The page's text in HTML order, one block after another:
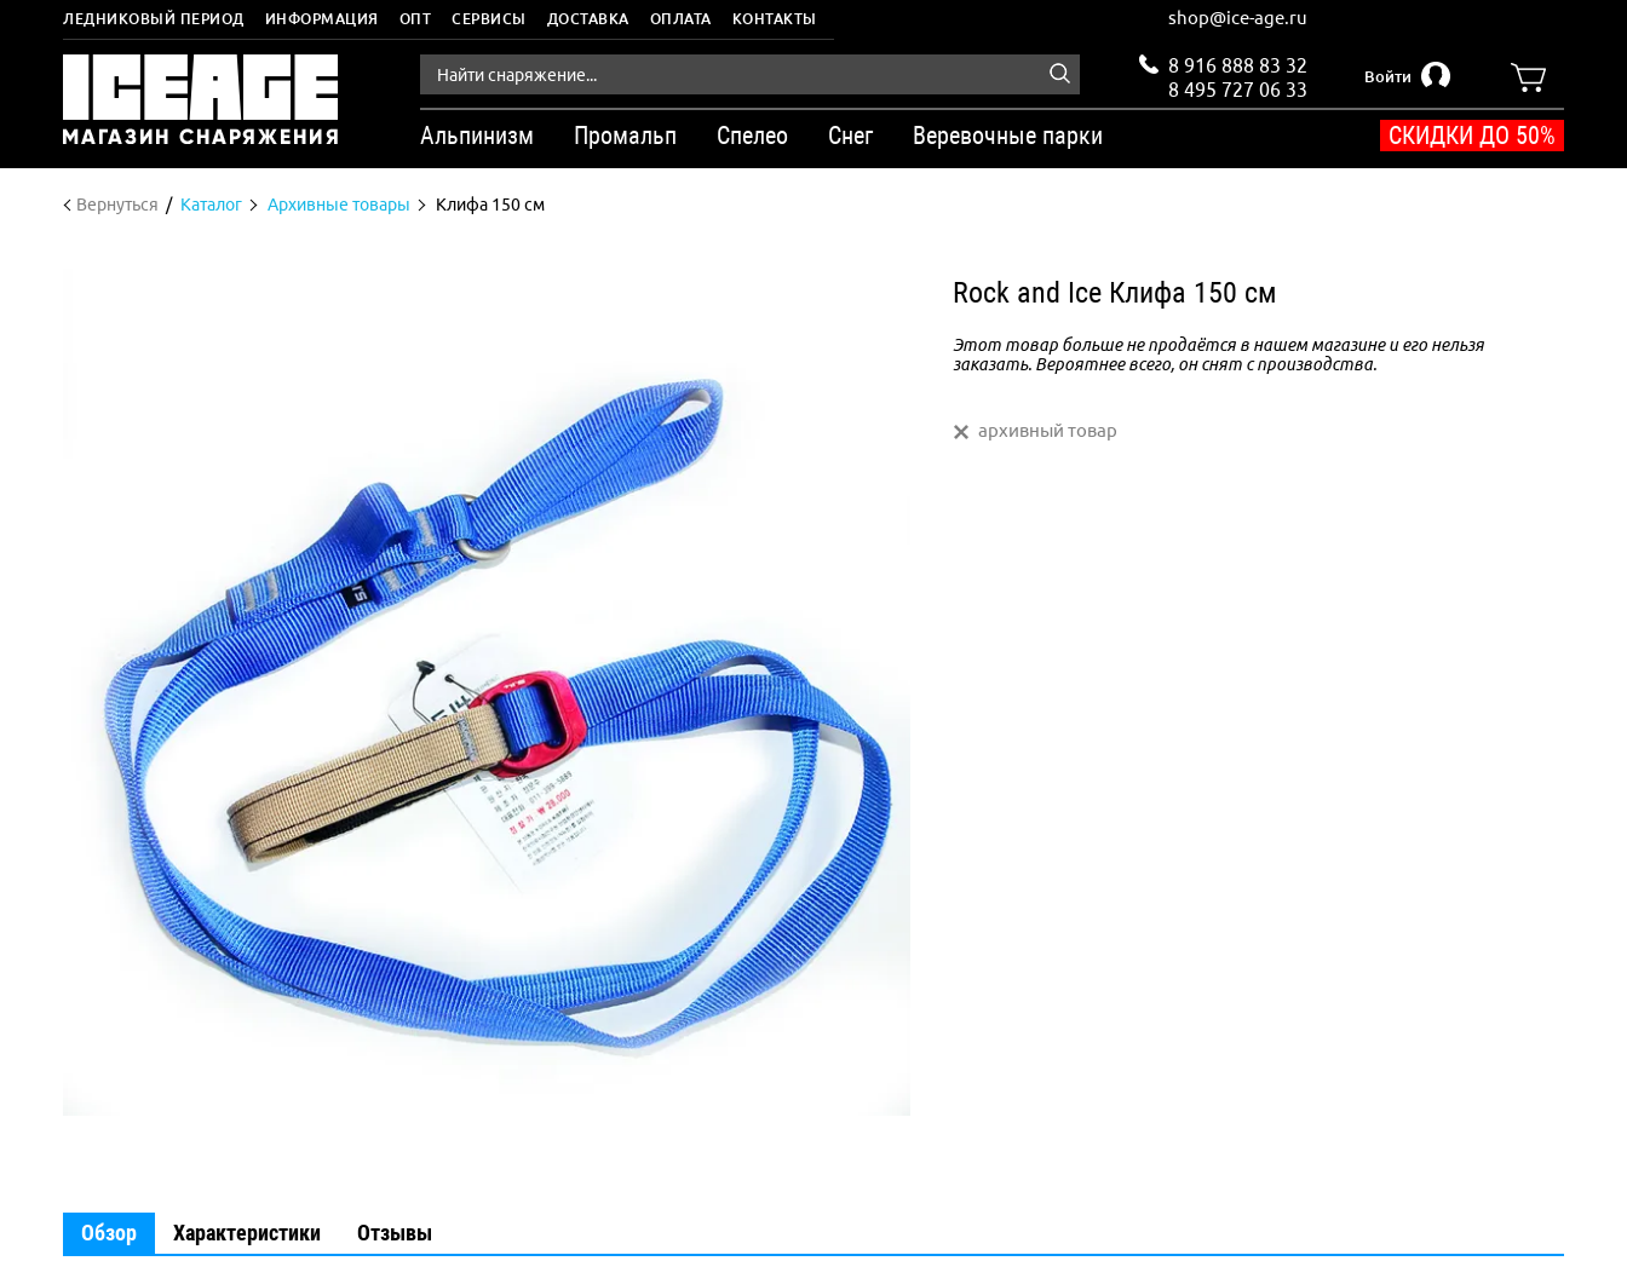
ЛЕДНИКОВЫЙ ПЕРИОД ИНФОРМАЦИЯ ОПТ СЕРВИСЫ ДОСТАВКА ОПЛАТА КОНТАКТЫ shop@ice-age.ru
8 916 888 83 32
8 495 727 06 33
Войти
Альпинизм Промальп Спелео Снег Веревочные парки СКИДКИ ДО 50%
Вернуться Каталог Архивные товары Клифа 150 см
Rock and Ice Клифа 150 см
Этот товар больше не продаётся в нашем магазине и его нельзя
заказать. Вероятнее всего, он снят с производства.
архивный товар
Обзор Характеристики Отзывы